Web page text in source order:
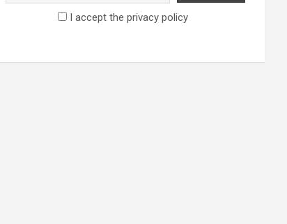
I accept the privacy policy